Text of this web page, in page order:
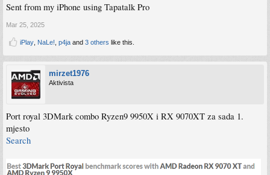
Sent from my iPhone using Tapatalk Pro
Mar 25, 2025
iPlay NaLe! p4ja and 3 others like this.
mirzet1976
Aktivista
Port royal 3DMark combo Ryzen9 9950X i RX 9070XT za sada 1.
mjesto
Search